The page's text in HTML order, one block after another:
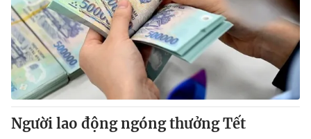
Theo dõi báo trên
Cơ quan chủ quản:
Đài Truyền hình Việt Nam
Cơ quan báo chí:
Thời báo VTV
Giấy phép hoạt động báo in và báo điện tử số 483/GP-BTTTT
cấp ngày 29/12/2023
Tổng Biên tập: Vũ Thanh Thủy
Người lao động ngóng thưởng Tết